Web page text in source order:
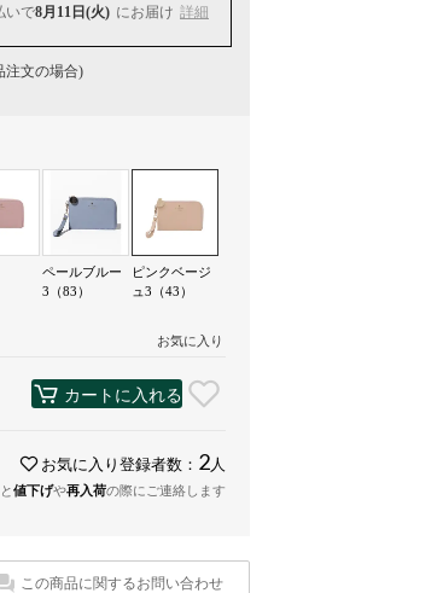
いで8月11日(火) にお届け 詳細
注文の場合)
ペールブルー
3（83）
ピンクベージ
ュ3（43）
お気に入り
カートに入れる
お気に入り登録者数： 2 人
値下げや再入荷の際にご連絡します
この商品に関するお問い合わせ